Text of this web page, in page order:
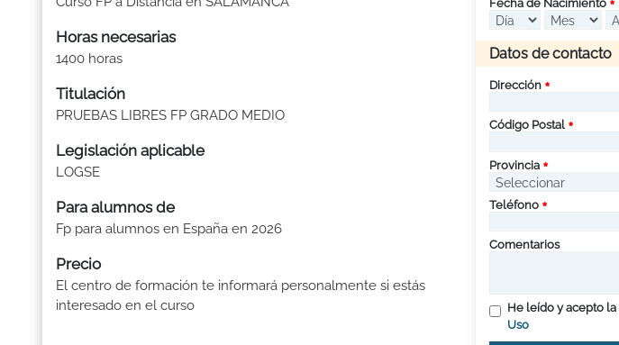
Horas necesarias
1400 horas
Titulación
PRUEBAS LIBRES FP GRADO MEDIO
Legislación aplicable
LOGSE
Para alumnos de
Fp para alumnos en España en 2026
Precio
El centro de formación te informará personalmente si estás
interesado en el curso
Fecha de Nacimiento
Datos de contacto
Dirección
Código Postal
Provincia
Teléfono
Comentarios
He leído y acepto la
Uso